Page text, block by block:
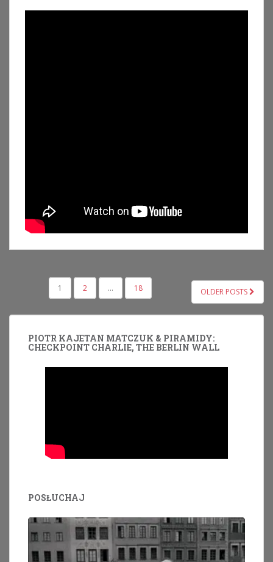
NAWIGACJA
WPISACH
1 2 … 18 OLDER POSTS
PIOTR KAJETAN MATCZUK & PIRAMIDY:
CHECKPOINT CHARLIE, THE BERLIN WALL
POSŁUCHAJ
Odtwarzacz
dźwiękowych